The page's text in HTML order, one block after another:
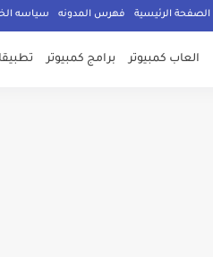
الصفحة الرئيسية فهرس المدونه سياسه
العاب كمبيوتر برامج كمبيوتر